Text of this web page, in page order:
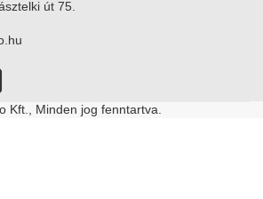
út 75.
Kft., Minden jog fenntartva.